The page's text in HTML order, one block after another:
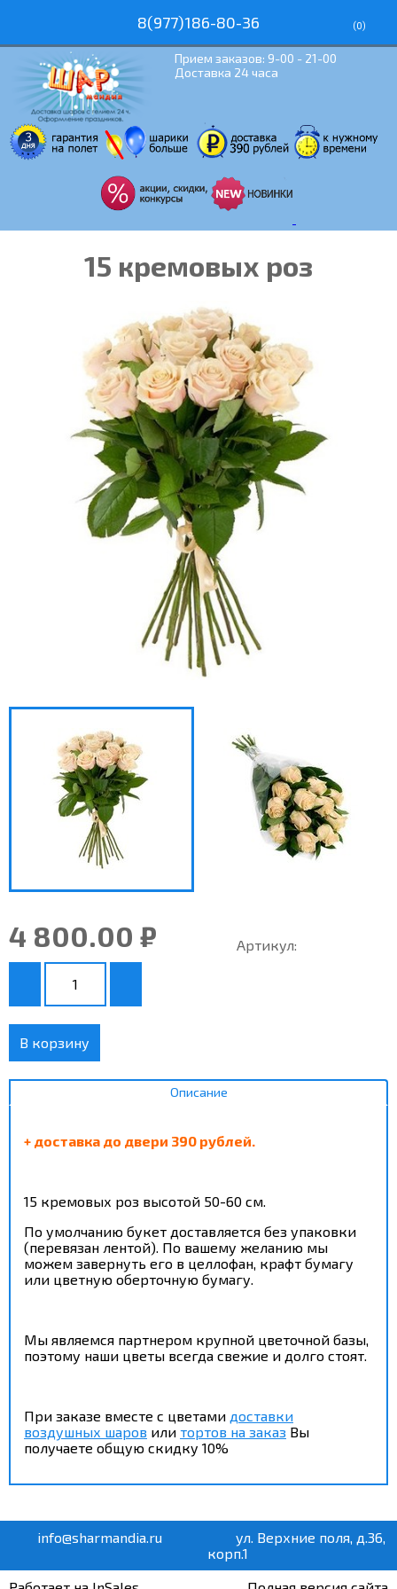
8(977)186-80-36 (0)
Прием заказов: 9-00 - 21-00
Доставка 24 часа
15 кремовых роз
4 800.00 ₽ Артикул:
В корзину
Описание
+ доставка до двери 390 рублей.
15 кремовых роз высотой 50-60 см.
По умолчанию букет доставляется без упаковки
(перевязан лентой). По вашему желанию мы
можем завернуть его в целлофан, крафт бумагу
или цветную оберточную бумагу.
Мы являемся партнером крупной цветочной базы,
поэтому наши цветы всегда свежие и долго стоят.
При заказе вместе с цветами доставки
воздушных шаров или тортов на заказ Вы
получаете общую скидку 10%
info@sharmandia.ru
ул. Верхние поля, д.36,
корп.1